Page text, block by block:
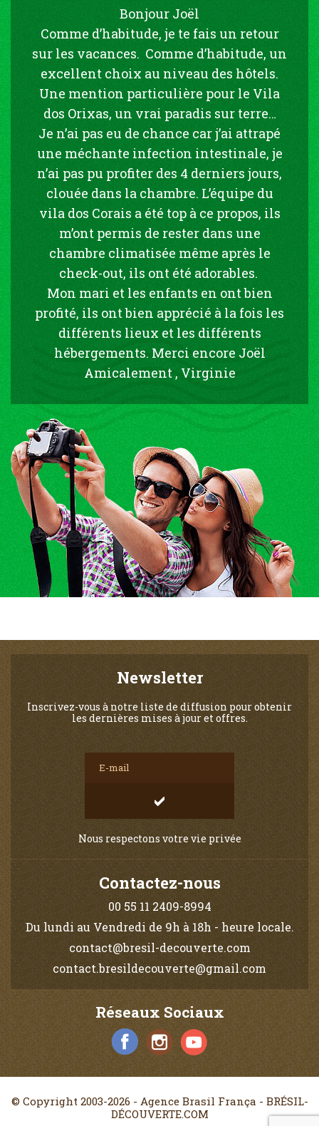
Bonjour Joël
Comme d’habitude, je te fais un retour
sur les vacances. Comme d’habitude, un
excellent choix au niveau des hôtels.
Une mention particulière pour le Vila
dos Orixas, un vrai paradis sur terre…
Je n’ai pas eu de chance car j’ai attrapé
une méchante infection intestinale, je
n’ai pas pu profiter des 4 derniers jours,
clouée dans la chambre. L’équipe du
vila dos Corais a été top à ce propos, ils
m’ont permis de rester dans une
chambre climatisée même après le
check-out, ils ont été adorables.
Mon mari et les enfants en ont bien
profité, ils ont bien apprécié à la fois les
différents lieux et les différents
hébergements. Merci encore Joël
Amicalement , Virginie
Newsletter
Inscrivez-vous à notre liste de diffusion pour obtenir
les dernières mises à jour et offres.
Nous respectons votre vie privée
Contactez-nous
00 55 11 2409-8994
Du lundi au Vendredi de 9h à 18h - heure locale.
contact@bresil-decouverte.com
contact.bresildecouverte@gmail.com
Réseaux Sociaux
© Copyright 2003-2026 - Agence Brasil França - BRÉSIL-
DÉCOUVERTE.COM